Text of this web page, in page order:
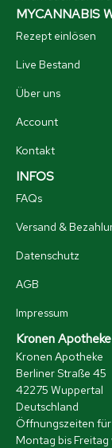
MYCANNABIS
Rezept einlösen
Live Bestand
Über uns
Account
Kontakt
INFOS
FAQs
Versand &
Datenschutz
AGB
Impressum
Kronen
Kronen Apotheke
Berliner Straße 45
42275 Wuppertal
Deutschland
Öffnungszeiten
Montag bis